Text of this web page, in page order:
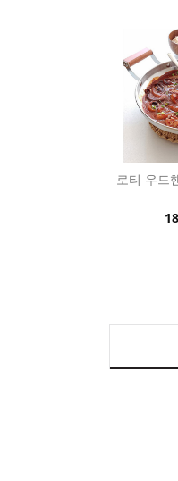
로티 우드